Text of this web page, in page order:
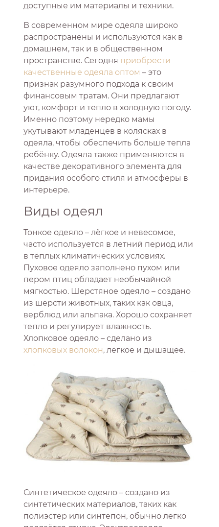
доступные им материалы и техники.
В современном мире одеяла широко
распространены и используются как в
домашнем, так и в общественном
пространстве. Сегодня приобрести
качественные одеяла оптом – это
признак разумного подхода к своим
финансовым тратам. Они предлагают
уют, комфорт и тепло в холодную погоду.
Именно поэтому нередко мамы
укутывают младенцев в колясках в
одеяла, чтобы обеспечить больше тепла
ребёнку. Одеяла также применяются в
качестве декоративного элемента для
придания особого стиля и атмосферы в
интерьере.
Виды одеял
Тонкое одеяло – лёгкое и невесомое,
часто используется в летний период или
в тёплых климатических условиях.
Пуховое одеяло заполнено пухом или
пером птиц обладает необычайной
мягкостью. Шерстяное одеяло – создано
из шерсти животных, таких как овца,
верблюд или альпака. Хорошо сохраняет
тепло и регулирует влажность.
Хлопковое одеяло – сделано из
хлопковых волокон, лёгкое и дышащее.
Синтетическое одеяло – создано из
синтетических материалов, таких как
полиэстер или синтепон, обычно легко